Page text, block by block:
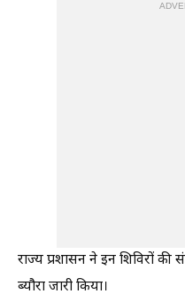
राज्य प्रशासन ने इन शिविरों
ब्यौरा जारी किया।